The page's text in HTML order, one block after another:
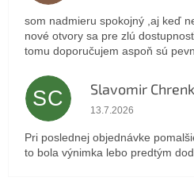
som nadmieru spokojný ,aj keď
nové otvory sa pre zlú
tomu doporučujem aspoň sú
SC Slavomir
Hodnotenie
13.7.2026
Pri poslednej objednávke
to bola výnimka lebo predtým